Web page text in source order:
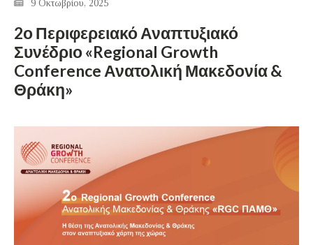
9 Οκτωβρίου, 2025
2ο Περιφερειακό Αναπτυξιακό
Συνέδριο «Regional Growth
Conference Ανατολική Μακεδονία &
Θράκη»